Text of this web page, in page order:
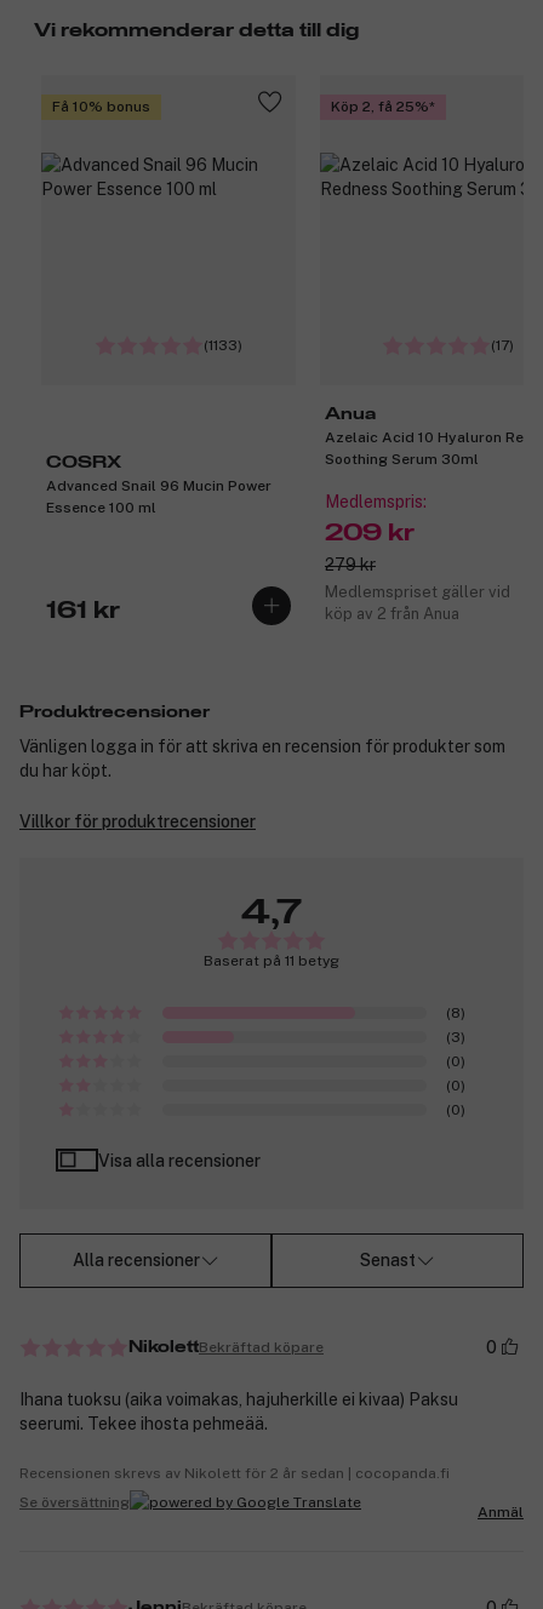
Vi rekommenderar detta till dig
Få 10% bonus
(1133)
COSRX
Advanced Snail 96 Mucin Power
Essence 100 ml
161 kr
Köp 2, få 25%
(17)
Anua
Azelaic Acid 10 Hyaluron
Soothing Serum 30ml
Medlemspris:
209 kr
279 kr
Medlemspriset gäller vid
köp av 2 från Anua
Produktrecensioner
Vänligen logga in för att skriva en recension för produkter som
du har köpt.
Villkor för produktrecensioner
4,7
Baserat på 11 betyg
(8)
(3)
(0)
(0)
(0)
Visa alla recensioner
Alla recensioner Senast
NikolettBekräftad köpare 0
Ihana tuoksu (aika voimakas, hajuherkille ei kivaa) Paksu
seerumi. Tekee ihosta pehmeää.
Recensionen skrevs av Nikolett för 2 år sedan | cocopanda.fi
Se översättning
Anmäl